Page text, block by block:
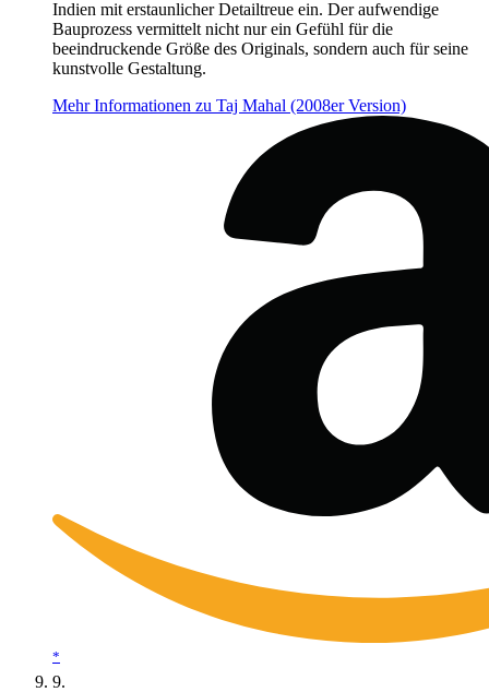
Indien mit erstaunlicher Detailtreue ein. Der aufwendige
Bauprozess vermittelt nicht nur ein Gefühl für die
beeindruckende Größe des Originals, sondern auch für seine
kunstvolle Gestaltung.
Mehr Informationen zu Taj Mahal (2008er Version)
*